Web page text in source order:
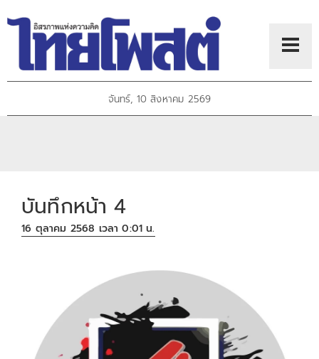
จันทร์, 10 สิงหาคม 2569
บันทึกหน้า 4
16 ตุลาคม 2568 เวลา 0:01 น.